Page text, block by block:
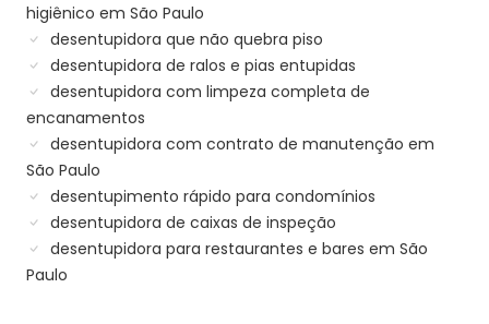
higiênico em São Paulo
desentupidora que não quebra piso
desentupidora de ralos e pias entupidas
desentupidora com limpeza completa de
encanamentos
desentupidora com contrato de manutenção em
São Paulo
desentupimento rápido para condomínios
desentupidora de caixas de inspeção
desentupidora para restaurantes e bares em São
Paulo